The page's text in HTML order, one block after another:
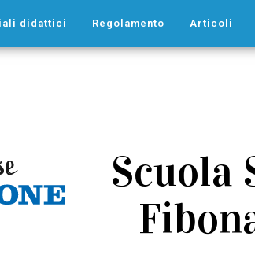
didattici Regolamento Articoli
Scuola